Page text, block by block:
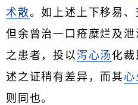
术散。如上述上下移易、
但余曾治一口疮糜烂及
之患者，投以泻心汤 化裁
述之证稍有差异，而其 心
则同也。